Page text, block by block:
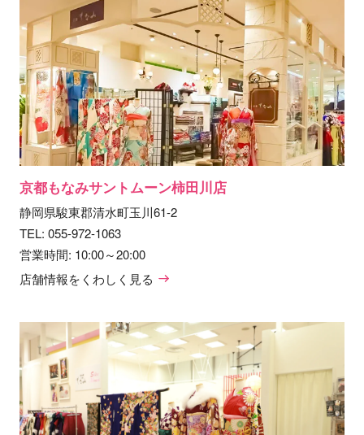
京都もなみサントムーン柿田川店
静岡県駿東郡清水町玉川61-2
TEL: 055-972-1063
営業時間: 10:00～20:00
店舗情報をくわしく見る